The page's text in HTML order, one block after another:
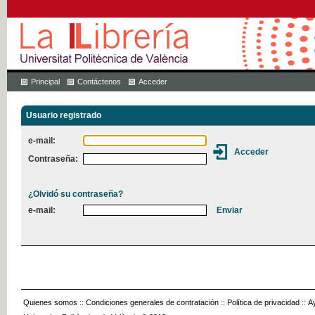
Principal Contáctenos Acceder
Usuario registrado
e-mail:
Contraseña:
¿Olvidó su contraseña?
e-mail:
Quienes somos :: Condiciones generales de contratación :: Política de privacidad ::